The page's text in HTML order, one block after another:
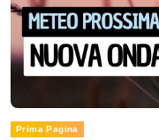
Prima Pagina